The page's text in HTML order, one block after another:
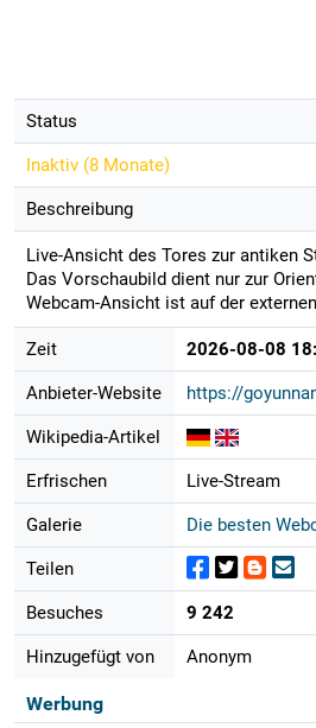
Status
Inaktiv (8 Monate)
Beschreibung
Live-Ansicht des Tores zur antiken
Das Vorschaubild dient nur zur
Webcam-Ansicht ist auf der
Zeit 2026-08-08
Anbieter-Website https://
Wikipedia-Artikel
Erfrischen Live-Stream
Galerie Die besten
Teilen
Besuches 9 242
Hinzugefügt von Anonym
Werbung